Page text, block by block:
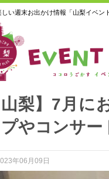
い週末お出かけ情報「山梨イベン
山梨】7月に
やコンサー
年06月09日